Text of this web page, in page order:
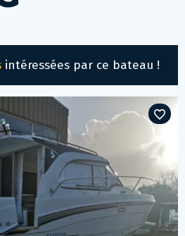
intéressées par ce bateau !